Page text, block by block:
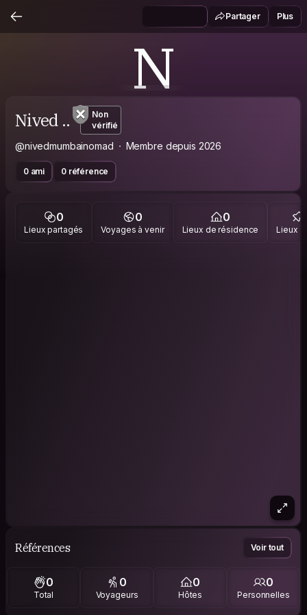
Partager Plus
N
Nived ..
Non
vérifié
@nivedmumbainomad Membre depuis 2026
0 ami 0 référence
0
Lieux partagés
0
Voyages à venir
0
Lieux de résidence Lieux
Références Voir tout
0
Total
0
Voyageurs
0
Hôtes
0
Personnelles